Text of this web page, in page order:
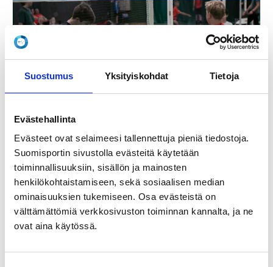
Suostumus Yksityiskohdat Tietoja
Evästehallinta
Evästeet ovat selaimeesi tallennettuja pieniä tiedostoja.
Suomisportin sivustolla evästeitä käytetään
toiminnallisuuksiin, sisällön ja mainosten
henkilökohtaistamiseen, sekä sosiaalisen median
ominaisuuksien tukemiseen. Osa evästeistä on
välttämättömiä verkkosivuston toiminnan kannalta, ja ne
ovat aina käytössä.
Kausi 25/26 Juniorit Harraste, Ruskeasuo Junnukoulu
jatko Keskiviikko 16-17
Badminton United ry
Ruskeasuon liikuntahalli